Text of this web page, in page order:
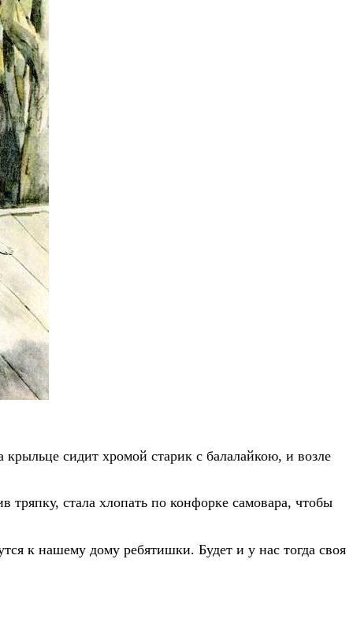
сидит хромой старик с балалайкою, и возле
тряпку, стала хлопать по конфорке самовара, чтобы
к нашему дому ребятишки. Будет и у нас тогда своя